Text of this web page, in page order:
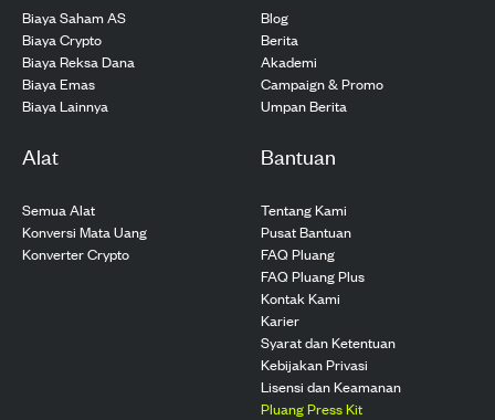
Biaya Saham AS
Biaya Crypto
Biaya Reksa Dana
Biaya Emas
Biaya Lainnya
Blog
Berita
Akademi
Campaign & Promo
Umpan Berita
Alat
Semua Alat
Konversi Mata Uang
Konverter Crypto
Bantuan
Tentang Kami
Pusat Bantuan
FAQ Pluang
FAQ Pluang Plus
Kontak Kami
Karier
Syarat dan Ketentuan
Kebijakan Privasi
Lisensi dan Keamanan
Pluang Press Kit